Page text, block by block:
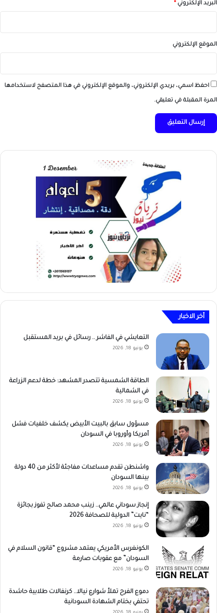
البريد الإلكتروني *
الموقع الإلكتروني
احفظ اسمي، بريدي الإلكتروني، والموقع الإلكتروني في هذا المتصفح لاستخدامها
المرة المقبلة في تعليقي.
أخر الاخبار
التعايشي في الفاشر .. رسائل في بريد المستقبل
يونيو 18, 2026
الطاقة الشمسية تتصدر المشهد: خطة لدعم الزراعة
في الشمالية
يونيو 18, 2026
مسؤول سابق بالبيت الأبيض يكشف خلفيات فشل
أمريكا وأوروبا في السودان
يونيو 18, 2026
واشنطن تقدم مساعدات مفاجئة لأكثر من 40 دولة
بينها السودان
يونيو 18, 2026
إنجاز سوداني عالمي.. زينب محمد صالح تفوز بجائزة
“نايت” الدولية للصحافة 2026
يونيو 18, 2026
الكونغرس الأمريكي يعتمد مشروع “قانون السلام في
السودان” مع عقوبات صارمة
يونيو 18, 2026
دموع الفرح تملأ شوارع نيالا.. كرنفالات طلابية حاشدة
تحتفي بختام الشهادة السودانية